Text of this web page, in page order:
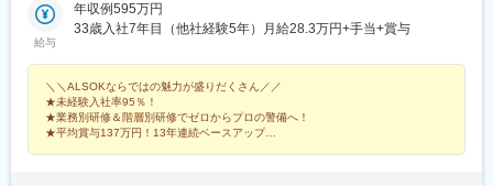
府、和歌山県、兵庫県、岡山県、香川県、徳島県、高知県、山口
県、福岡県、熊本県、大分県※現在採用強化中！！東京都、大阪
府、兵庫県、和歌山県、徳島県、大分県＜本社＞東京都港区元赤
坂1-6-6…東京メトロ銀座線・丸ノ内線「赤坂見附駅」より徒歩6
分…東京メトロ半蔵門線・有楽町線・南北線「永田町駅」より徒
歩8分＼＼他業種からの転職は約95％／／20～30代活躍中！物
(総武線)、浦安駅(千葉県)、柏駅、上本郷駅、湖北駅、柏の葉キャ
ンパス駅、東大宮駅、南柏駅、新高島駅、新横浜駅、京急川崎
駅、荒川区役所前駅、本郷三丁目駅、中野坂上駅、九段下駅、荻
窪駅、池袋駅、東武練馬駅、練馬駅、王子駅、大泉学園駅、赤羽
岩淵駅、東池袋駅、渋谷駅、学芸大学駅、用賀駅、経堂駅、成城
学園前駅、泉岳寺駅、雪が谷大塚駅、京急蒲田駅、大崎広小路
給与
年収例595万円
33歳入社7年目（他社経験5年）月給28.3万円+手当+賞与
＼＼ALSOKならではの魅力が盛りだくさん／／
★未経験入社率95％！
★業務別研修＆階層別研修でゼロからプロの警備へ！
★平均賞与137万円！13年連続ベースアップ